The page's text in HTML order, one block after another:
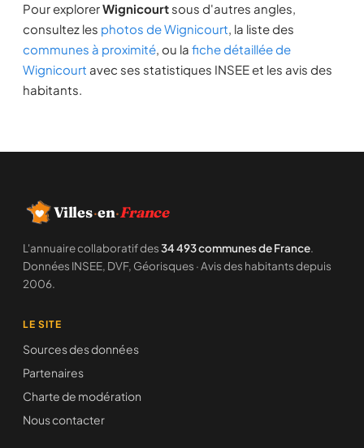
Pour explorerWignicourt sous d'autres angles,
consultez les photos de Wignicourt, la liste des
communes à proximité, ou la fiche détaillée de
Wignicourt avec ses statistiques INSEE et les avis des
habitants.
Villes·en·France
L'annuaire collaboratif des34 493 communes de France.
Données INSEE, DVF, Géorisques · Avis des habitants depuis
2006.
LE SITE
Sources des données
Partenaires
Charte de modération
Nous contacter